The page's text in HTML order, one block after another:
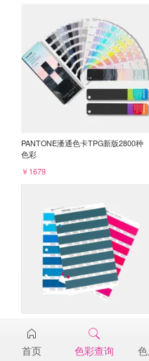
PANTONE潘通色卡TPG新版2800种
色彩
￥1679
19-4534TPG
￥98
首页 色彩查询